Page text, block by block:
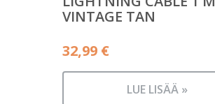
VINTAGE TAN
32,99 €
LUE LISÄÄ »